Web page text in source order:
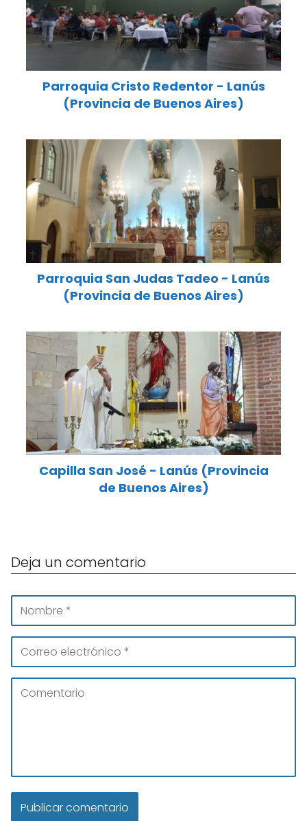
Parroquia Cristo Redentor - Lanús
(Provincia de Buenos Aires)
Parroquia San Judas Tadeo - Lanús
(Provincia de Buenos Aires)
Capilla San José - Lanús (Provincia
de Buenos Aires)
Deja un comentario